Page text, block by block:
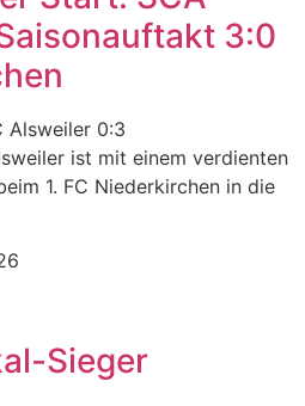
3:0
Alsweiler 0:3
ist mit einem verdienten
1. FC Niederkirchen in die
Sieger